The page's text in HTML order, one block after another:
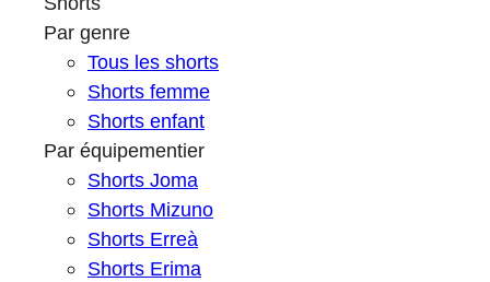
Par genre
Tous les shorts
Shorts femme
Shorts enfant
Par équipementier
Shorts Joma
Shorts Mizuno
Shorts Erreà
Shorts Erima